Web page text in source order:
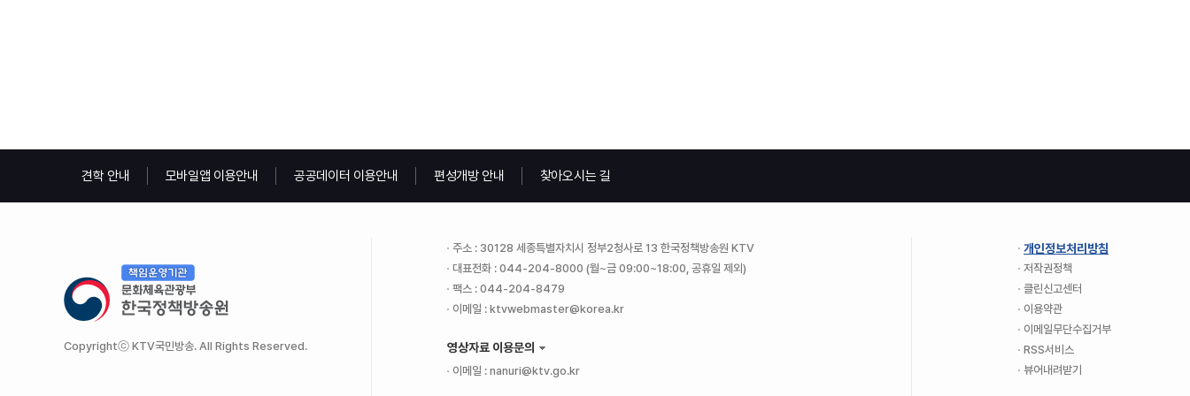
견학 안내 모바일앱 이용안내 공공데이터 이용안내 편성개방 안내 찾아오시는 길
Copyrightⓒ KTV국민방송. All Rights Reserved.
주소 : 30128 세종특별자치시 정부2청사로 13 한국정책방송원 KTV
대표전화 : 044-204-8000 (월~금 09:00~18:00, 공휴일 제외)
팩스 : 044-204-8479
이메일 : ktvwebmaster@korea.kr
영상자료 이용문의
이메일 : nanuri@ktv.go.kr
개인정보처리방침
저작권정책
클린신고센터
이용약관
이메일무단수집거부
RSS서비스
뷰어내려받기